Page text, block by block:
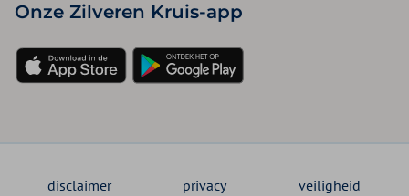
Onze Zilveren Kruis-app
disclaimer privacy veiligheid